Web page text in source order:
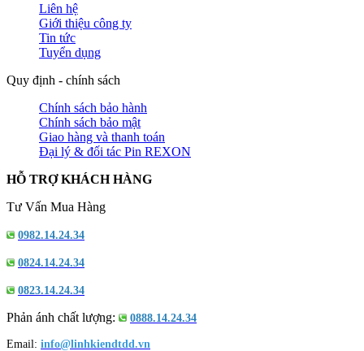
Liên hệ
Giới thiệu công ty
Tin tức
Tuyển dụng
Quy định - chính sách
Chính sách bảo hành
Chính sách bảo mật
Giao hàng và thanh toán
Đại lý & đối tác Pin REXON
HỖ TRỢ KHÁCH HÀNG
Tư Vấn Mua Hàng
0982.14.24.34
0824.14.24.34
0823.14.24.34
Phản ánh chất lượng: 0888.14.24.34
Email: info@linhkiendtdd.vn